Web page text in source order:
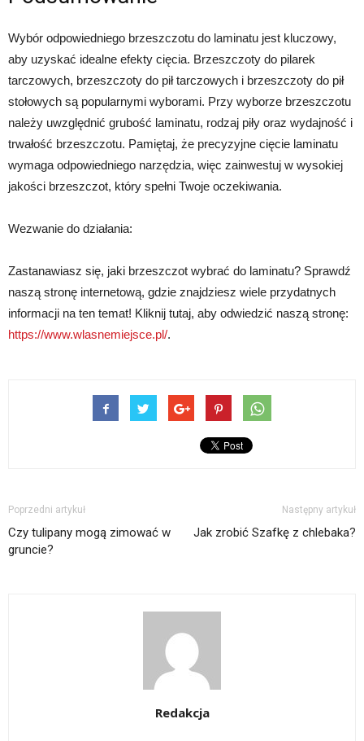
Wybór odpowiedniego brzeszczotu do laminatu jest kluczowy,
aby uzyskać idealne efekty cięcia. Brzeszczoty do pilarek
tarczowych, brzeszczoty do pił tarczowych i brzeszczoty do pił
stołowych są popularnymi wyborami. Przy wyborze brzeszczotu
należy uwzględnić grubość laminatu, rodzaj piły oraz wydajność i
trwałość brzeszczotu. Pamiętaj, że precyzyjne cięcie laminatu
wymaga odpowiedniego narzędzia, więc zainwestuj w wysokiej
jakości brzeszczot, który spełni Twoje oczekiwania.
Wezwanie do działania:
Zastanawiasz się, jaki brzeszczot wybrać do laminatu? Sprawdź
naszą stronę internetową, gdzie znajdziesz wiele przydatnych
informacji na ten temat! Kliknij tutaj, aby odwiedzić naszą stronę:
https://www.wlasnemiejsce.pl/.
Poprzedni artykuł
Czy tulipany mogą zimować w
gruncie?
Następny artykuł
Jak zrobić Szafkę z chlebaka?
Redakcja